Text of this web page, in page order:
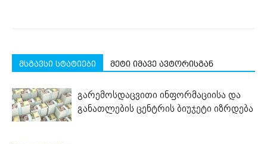
მსგავსი სტატიები მეტი იმავე ავტორისგან
გარემოსდაცვითი ინფორმაციისა და
განათლების ცენტრის ბიუჯეტი იზრდება